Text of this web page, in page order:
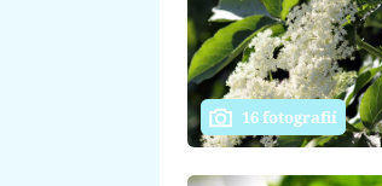
16 fotografií